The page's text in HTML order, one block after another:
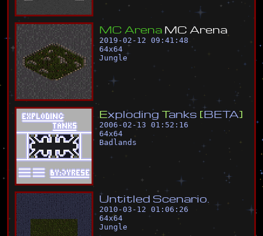
MC Arena MC Arena
2019-02-12 09:41:48
64x64
Jungle
Exploding Tanks [BETA]
2006-02-13 01:52:16
64x64
Badlands
Untitled Scenario
2010-03-12 01:06:26
64x64
Jungle